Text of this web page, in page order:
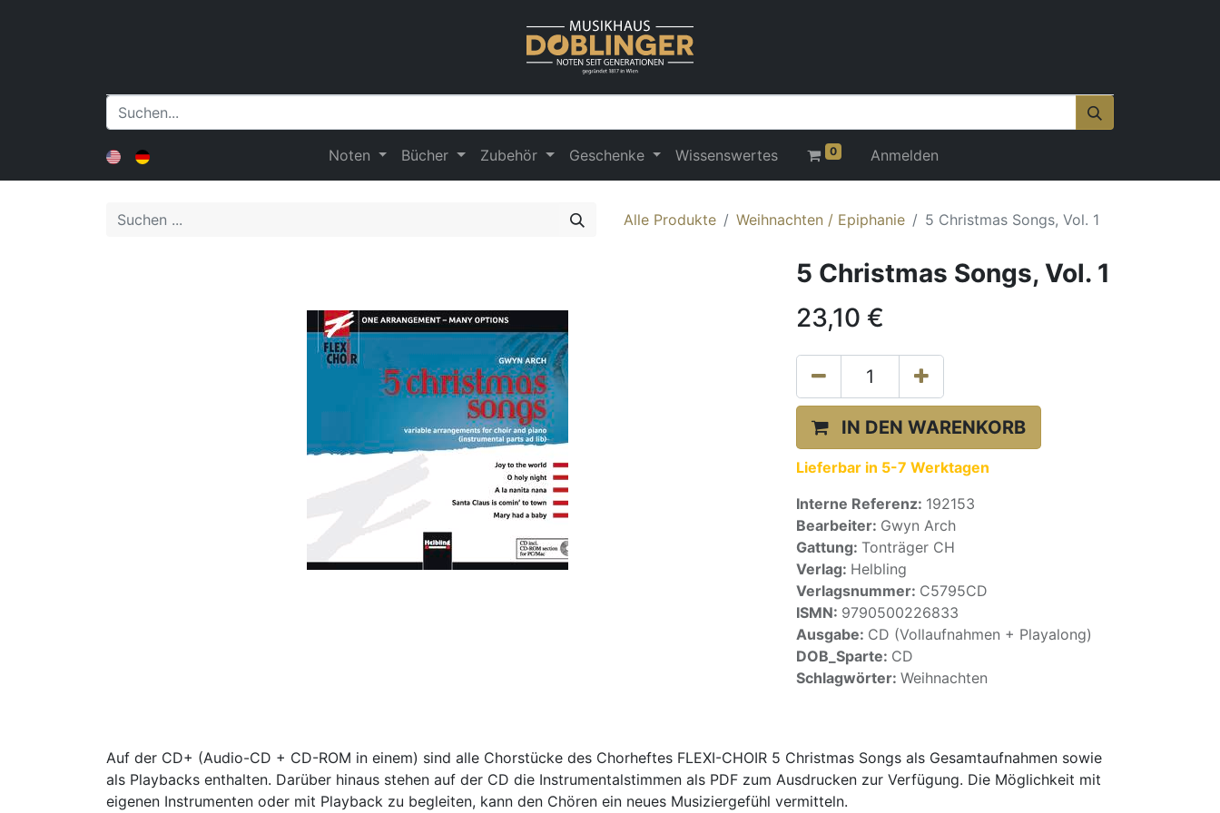
Noten Bücher Zubehör Geschenke Wissenswertes 0 Anmelden
Alle Produkte Weihnachten / Epiphanie 5 Christmas Songs, Vol. 1
5 Christmas Songs, Vol. 1
23,10 €
IN DEN WARENKORB
Lieferbar in 5-7 Werktagen
Interne Referenz: 192153
Bearbeiter: Gwyn Arch
Gattung: Tonträger CH
Verlag: Helbling
Verlagsnummer: C5795CD
ISMN: 9790500226833
Ausgabe: CD (Vollaufnahmen + Playalong)
DOB_Sparte: CD
Schlagwörter: Weihnachten
Auf der CD+ (Audio-CD + CD-ROM in einem) sind alle Chorstücke des Chorheftes FLEXI-CHOIR 5 Christmas Songs als Gesamtaufnahmen sowie
als Playbacks enthalten. Darüber hinaus stehen auf der CD die Instrumentalstimmen als PDF zum Ausdrucken zur Verfügung. Die Möglichkeit mit
eigenen Instrumenten oder mit Playback zu begleiten, kann den Chören ein neues Musiziergefühl vermitteln.